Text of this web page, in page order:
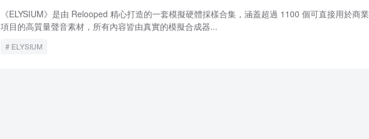
《ELYSIUM》是由 Relooped 精心打造的一套模擬硬體採樣合集，涵蓋超過 1100 個可直接用於商業
項目的高質量聲音素材，所有內容皆由真實的模擬合成器...
ELYSIUM